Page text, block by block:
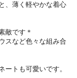
、薄く軽やかな着心
敵です＊
スなど色々な組み合
ートも可愛いです。